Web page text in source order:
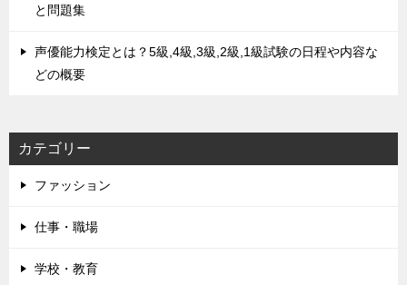
と問題集
声優能力検定とは？5級,4級,3級,2級,1級試験の日程や内容な
どの概要
カテゴリー
ファッション
仕事・職場
学校・教育